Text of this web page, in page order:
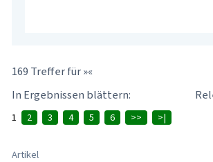
169 Treffer für »«
In Ergebnissen blättern:
1 2 3 4 5 6 >> >|
Artikel